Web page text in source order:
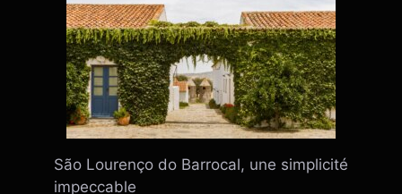
São Lourenço do Barrocal, une simplicité
impeccable